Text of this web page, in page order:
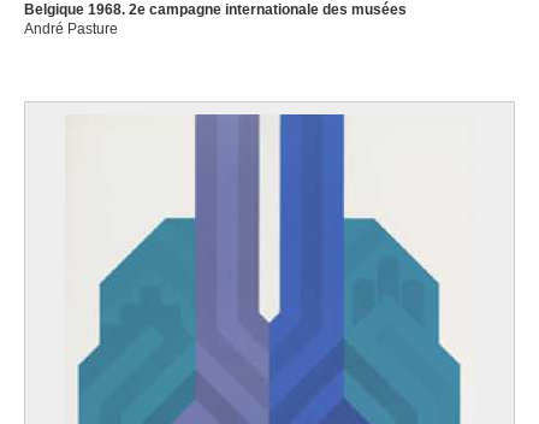
Belgique 1968. 2e campagne internationale des musées
André Pasture